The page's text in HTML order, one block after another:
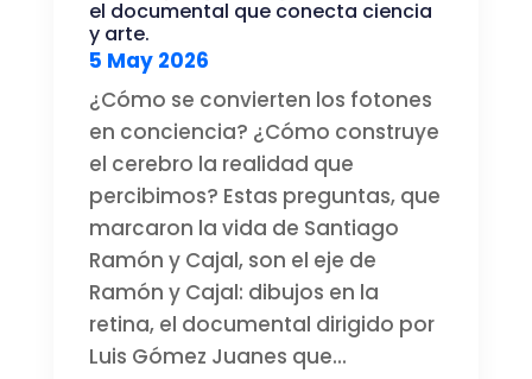
el documental que conecta ciencia
y arte.
5 May 2026
¿Cómo se convierten los fotones
en conciencia? ¿Cómo construye
el cerebro la realidad que
percibimos? Estas preguntas, que
marcaron la vida de Santiago
Ramón y Cajal, son el eje de
Ramón y Cajal: dibujos en la
retina, el documental dirigido por
Luis Gómez Juanes que...